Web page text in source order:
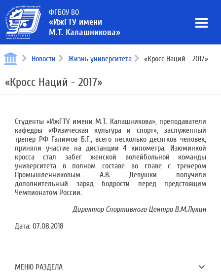
ФГБОУ ВО
«ИжГТУ имени
М.Т. Калашникова»
Новости Жизнь университета «Кросс Наций - 2017»
«Кросс Наций - 2017»
Студенты «ИжГТУ имени М.Т. Калашникова», преподаватели
кафедры «Физическая культура и спорт», заслуженный
тренер РФ Галимов Б.Г., всего несколько десятков человек,
приняли участие на дистанции 4 километра. Изюминкой
кросса стал забег женской волейбольной команды
университета в полном составе во главе с тренером
Промышленниковым А.В. Девушки получили
дополнительный заряд бодрости перед предстоящим
Чемпионатом России.
Директор Спортивного Центра В.М.Лукин
Дата: 07.08.2018
МЕНЮ РАЗДЕЛА